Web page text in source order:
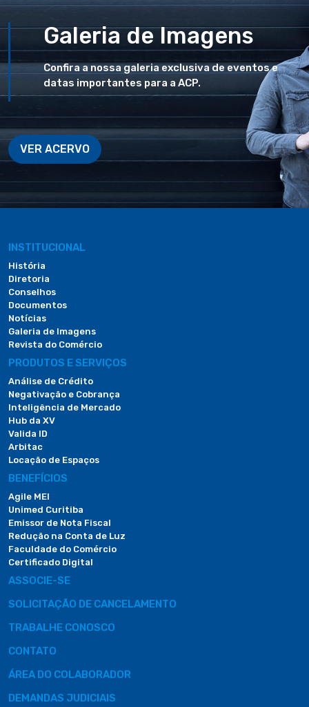
Galeria de Imagens
Confira a nossa galeria exclusiva de eventos e
datas importantes para a ACP.
VER ACERVO
INSTITUCIONAL
História
Diretoria
Conselhos
Documentos
Notícias
Galeria de Imagens
Revista do Comércio
PRODUTOS E SERVIÇOS
Análise de Crédito
Negativação e Cobrança
Inteligência de Mercado
Hub da XV
Valida ID
Arbitac
Locação de Espaços
BENEFÍCIOS
Agile MEI
Unimed Curitiba
Emissor de Nota Fiscal
Redução na Conta de Luz
Faculdade do Comércio
Certificado Digital
ASSOCIE-SE
SOLICITAÇÃO DE CANCELAMENTO
TRABALHE CONOSCO
CONTATO
ÁREA DO COLABORADOR
DEMANDAS JUDICIAIS